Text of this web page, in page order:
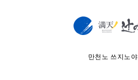
만천노 쓰지노야